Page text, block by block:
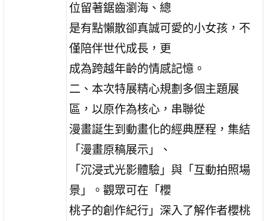
位留著鋸齒瀏海、總
是有點懶散卻真誠可愛的小女孩，不
僅陪伴世代成長，更
成為跨越年齡的情感記憶。
二、本次特展精心規劃多個主題展
區，以原作為核心，串聯從
漫畫誕生到動畫化的經典歷程，集結
「漫畫原稿展示」、
「沉浸式光影體驗」與「互動拍照場
景」。觀眾可在「櫻
桃子的創作紀行」深入了解作者櫻桃